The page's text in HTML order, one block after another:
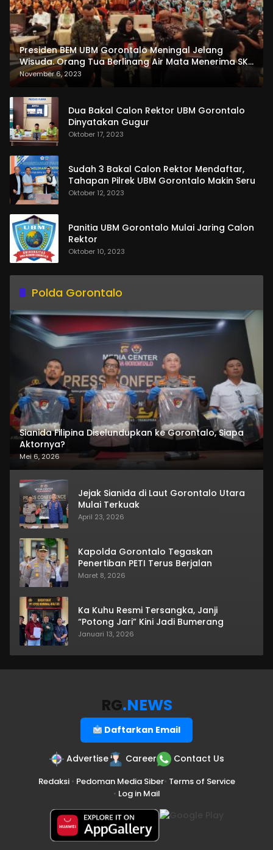
Presiden BEM UBM Gorontalo Meningal Jelang
Wisuda. Orang Tua Berlinang Air Mata Menerima SKL
dan Pemasangan Salempang
November 6, 2023
Dua Bakal Calon Rektor UBM Gorontalo
Dinyatakan Gugur
Oktober 17, 2023
Sudah 3 Bakal Calon Rektor Mendaftar,
Tahapan Pilrek UBM Gorontalo Makin Seru
Oktober 12, 2023
Panitia UBM Gorontalo Mulai Jaring Calon
Rektor
Oktober 10, 2023
Polda Gorontalo
Sianida Filipina Diselundupkan ke Gorontalo, Siapa
Aktornya?
Mei 6, 2026
Jejak Sianida di Laut Gorontalo Utara
Mulai Terkuak
April 23, 2026
Kapolda Gorontalo Tegaskan
Penertiban PETI Terus Berjalan
Maret 8, 2026
Ka Kuhu Resmi Tersangka, Janji
“Potong Jari” Kini Jadi Bumerang
Januari 13, 2026
RG.NEWS
Daftarkan Email
Advertise Career Contact Us
Redaksi• Pedoman Media Siber• Terms of Service
• Log in Mail